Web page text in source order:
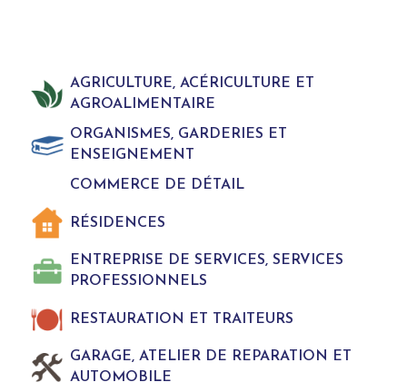
AGRICULTURE, ACÉRICULTURE ET
AGROALIMENTAIRE
ORGANISMES, GARDERIES ET
ENSEIGNEMENT
COMMERCE DE DÉTAIL
RÉSIDENCES
ENTREPRISE DE SERVICES, SERVICES
PROFESSIONNELS
RESTAURATION ET TRAITEURS
GARAGE, ATELIER DE REPARATION ET
AUTOMOBILE